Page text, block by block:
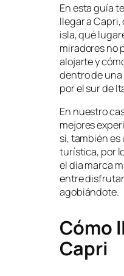
En esta guía
llegar a
isla, qué
miradores no
alojarte y
dentro de
por el sur de
En nuestro
mejores
sí, también
turística, por
el día marca
entre
agobiándote.
Cómo
Capri